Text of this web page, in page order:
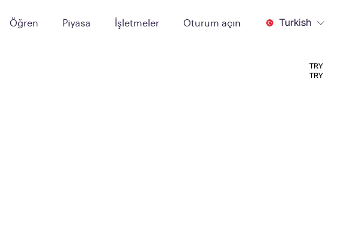
Öğren Piyasa İşletmeler Oturum açın Turkish
TRY
TRY